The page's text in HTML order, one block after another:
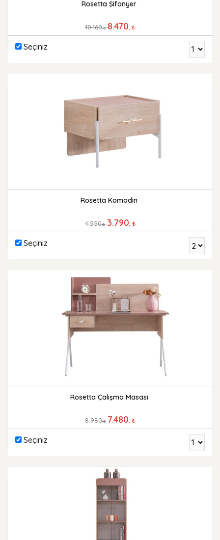
Rosetta Şifonyer
10.160,₺ 8.470 , ₺
Seçiniz
Rosetta Komodin
4.550,₺ 3.790 , ₺
Seçiniz
Rosetta Çalışma Masası
8.980,₺ 7.480 , ₺
Seçiniz